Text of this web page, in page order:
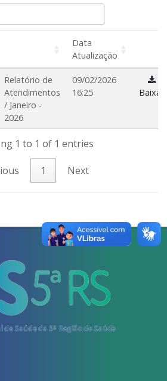
Data
Atualização
Relatório de
Atendimentos
/ Janeiro -
2026
09/02/2026
16:25
Baixar
1 to 1 of 1 entries
1 Next